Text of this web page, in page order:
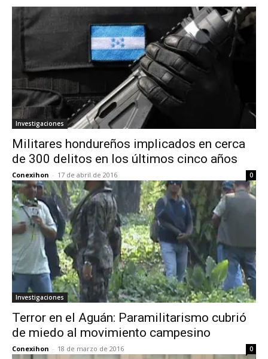
Investigaciones
Militares hondureños implicados en cerca
de 300 delitos en los últimos cinco años
Conexihon - 17 de abril de 2016 0
Investigaciones
Terror en el Aguán: Paramilitarismo cubrió
de miedo al movimiento campesino
Conexihon - 18 de marzo de 2016 0